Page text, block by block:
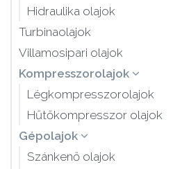
Hidraulika olajok
Turbinaolajok
Villamosipari olajok
Kompresszorolajok
Légkompresszorolajok
Hűtőkompresszor olajok
Gépolajok
Szánkenő olajok